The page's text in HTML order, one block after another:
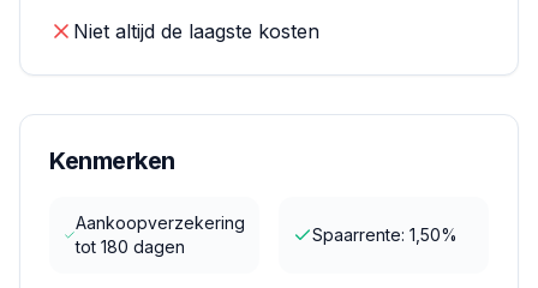
Niet altijd de laagste kosten
Kenmerken
Aankoopverzekering
tot 180 dagen
Spaarrente: 1,50%